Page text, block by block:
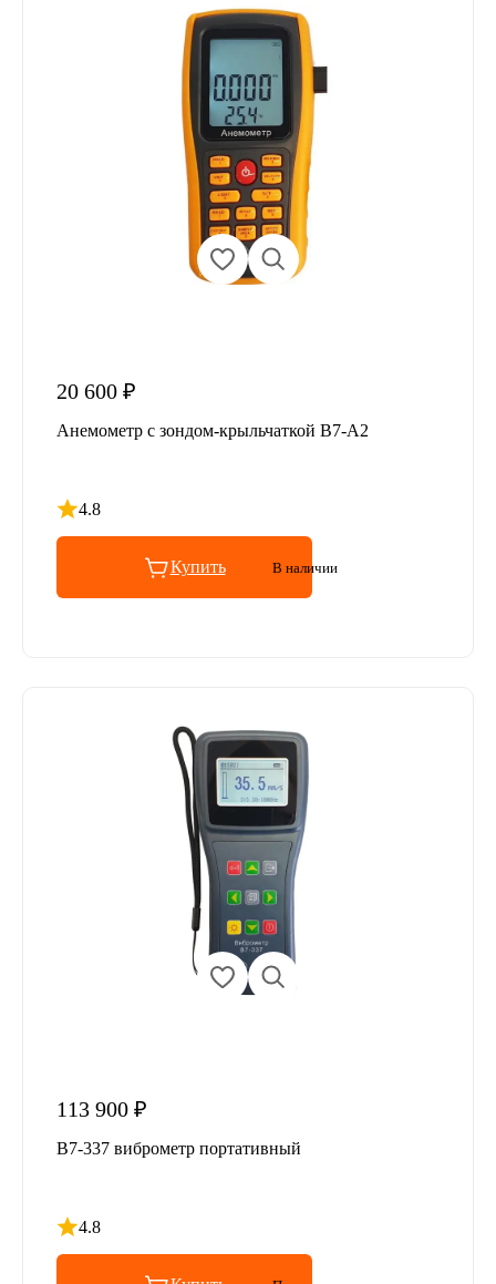
20 600 ₽
Анемометр с зондом-крыльчаткой В7-А2
4.8
Рейтинг 4.8 из 5
Купить В наличии
113 900 ₽
В7-337 виброметр портативный
4.8
Рейтинг 4.8 из 5